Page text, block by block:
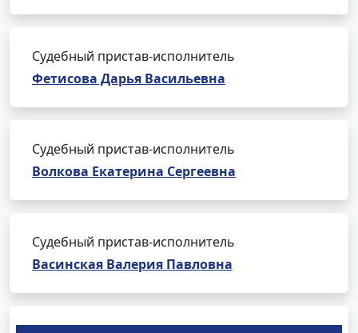
Судебный пристав-исполнитель
Фетисова Дарья Васильевна
Судебный пристав-исполнитель
Волкова Екатерина Сергеевна
Судебный пристав-исполнитель
Васинская Валерия Павловна